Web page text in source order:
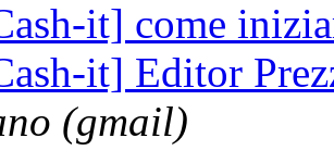
it] come
it] Editor
(gmail)